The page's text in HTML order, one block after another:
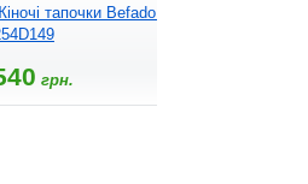
тапочки Befado Viki
грн.